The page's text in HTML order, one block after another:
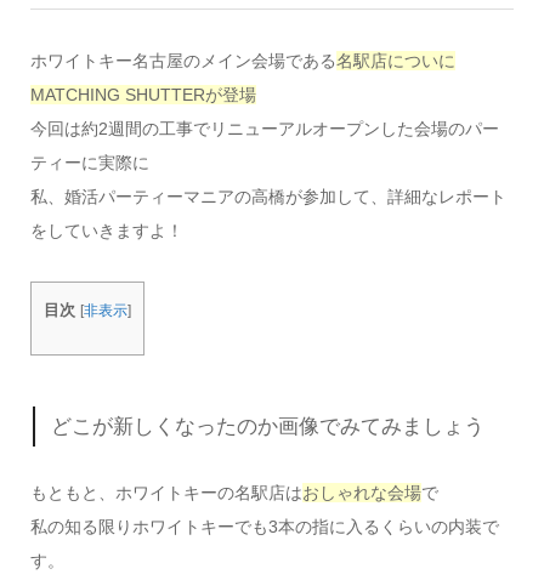
ホワイトキー名古屋のメイン会場である名駅店についに
MATCHING SHUTTERが登場
今回は約2週間の工事でリニューアルオープンした会場のパー
ティーに実際に
私、婚活パーティーマニアの高橋が参加して、詳細なレポート
をしていきますよ！
目次 [非表示]
どこが新しくなったのか画像でみてみましょう
もともと、ホワイトキーの名駅店はおしゃれな会場で
私の知る限りホワイトキーでも3本の指に入るくらいの内装で
す。